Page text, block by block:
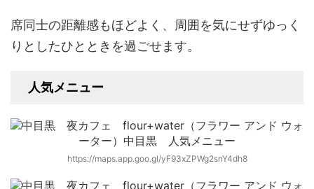
席同士の距離感もほどよく、周囲を気にせずゆっく
りとしたひとときを過ごせます。
人気メニュー
https://maps.app.goo.gl/yF93xZPWg2snY4dh8